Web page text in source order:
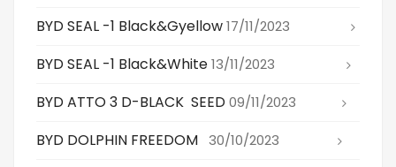
BYD SEAL -1 Black&gyellow17/11/2023
BYD SEAL -1 Black&white13/11/2023
BYD ATTO 3 D-BLACK SEED09/11/2023
BYD DOLPHIN FREEDOM 30/10/2023